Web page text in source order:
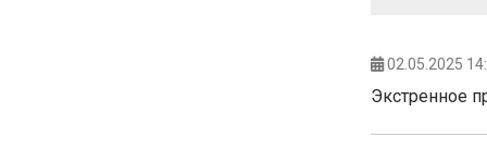
02.05.2025
Экстренное